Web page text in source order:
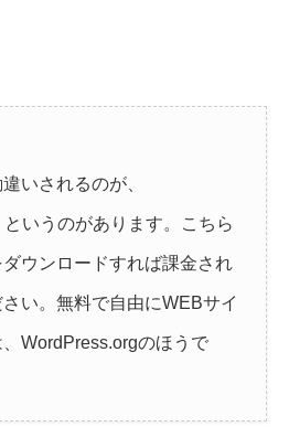
いされるのが、
というのがあります。こちら
ウンロードすれば課金され
い。無料で自由にWEBサイ
、WordPress.orgのほうで